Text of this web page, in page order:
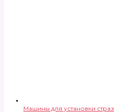
Машины для установки страз